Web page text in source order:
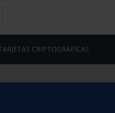
CRIPTOGRÁFICAS